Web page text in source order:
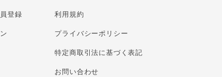
登録 利用規約
プライバシーポリシー
特定商取引法に基づく表記
お問い合わせ